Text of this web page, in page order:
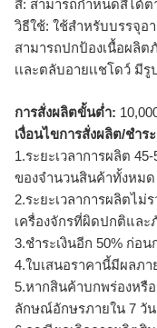
สี: สามารถกำหนดสีได้
วิธีใช้: ใช้สำหรับบรรจุอ
สามารถปกป้องเนื้อผลิ
เเละตลับอายเเชโดว์
การสั่งผลิตขั้นต่ำ:
เงื่อนไขการสั่งผลิต/ชำร
1.ระยะเวลาการผลิต
ของจำนวนสินค้าทั้งหมด
2.ระยะเวลาการผลิตไม่
เครื่องจักรที่ผิดปกติและ
3.ชำระเงินอีก 50% ก่อ
4.ใบเสนอราคานี้มีผลภ
5.หากสินค้าบกพร่องห
ลักษณ์อักษรภายใน 7 วั